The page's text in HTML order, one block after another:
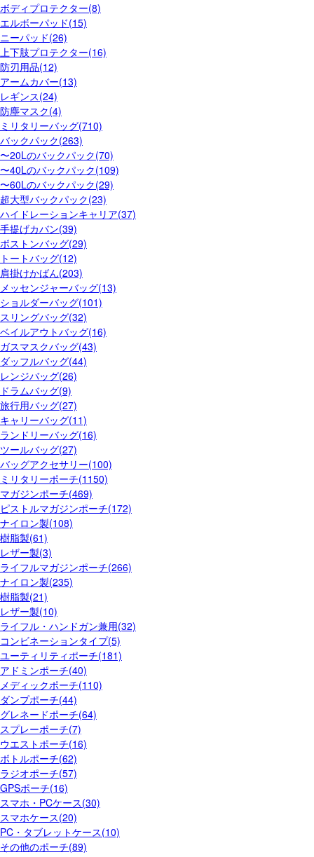
ボディプロテクター(8)
エルボーパッド(15)
ニーパッド(26)
上下肢プロテクター(16)
防刃用品(12)
アームカバー(13)
レギンス(24)
防塵マスク(4)
ミリタリーバッグ(710)
バックパック(263)
〜20Lのバックパック(70)
〜40Lのバックパック(109)
〜60Lのバックパック(29)
超大型バックパック(23)
ハイドレーションキャリア(37)
手提げカバン(39)
ボストンバッグ(29)
トートバッグ(12)
肩掛けかばん(203)
メッセンジャーバッグ(13)
ショルダーバッグ(101)
スリングバッグ(32)
ベイルアウトバッグ(16)
ガスマスクバッグ(43)
ダッフルバッグ(44)
レンジバッグ(26)
ドラムバッグ(9)
旅行用バッグ(27)
キャリーバッグ(11)
ランドリーバッグ(16)
ツールバッグ(27)
バッグアクセサリー(100)
ミリタリーポーチ(1150)
マガジンポーチ(469)
ピストルマガジンポーチ(172)
ナイロン製(108)
樹脂製(61)
レザー製(3)
ライフルマガジンポーチ(266)
ナイロン製(235)
樹脂製(21)
レザー製(10)
ライフル・ハンドガン兼用(32)
コンビネーションタイプ(5)
ユーティリティポーチ(181)
アドミンポーチ(40)
メディックポーチ(110)
ダンプポーチ(44)
グレネードポーチ(64)
スプレーポーチ(7)
ウエストポーチ(16)
ボトルポーチ(62)
ラジオポーチ(57)
GPSポーチ(16)
スマホ・PCケース(30)
スマホケース(20)
PC・タブレットケース(10)
その他のポーチ(89)